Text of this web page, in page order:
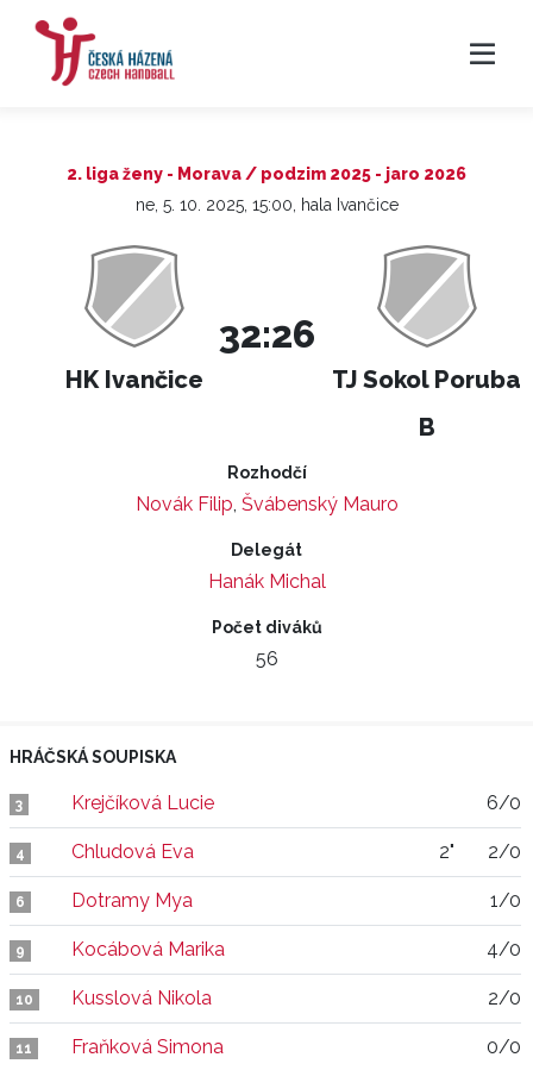
2. liga ženy - Morava / podzim 2025 - jaro 2026
ne, 5. 10. 2025, 15:00, hala Ivančice
HK Ivančice
32:26
TJ Sokol Poruba
B
Rozhodčí
Novák Filip, Švábenský Mauro
Delegát
Hanák Michal
Počet diváků
56
HRÁČSKÁ SOUPISKA
3 Krejčíková Lucie 6/0
4 Chludová Eva 2" 2/0
6 Dotramy Mya 1/0
9 Kocábová Marika 4/0
10 Kusslová Nikola 2/0
11 Fraňková Simona 0/0